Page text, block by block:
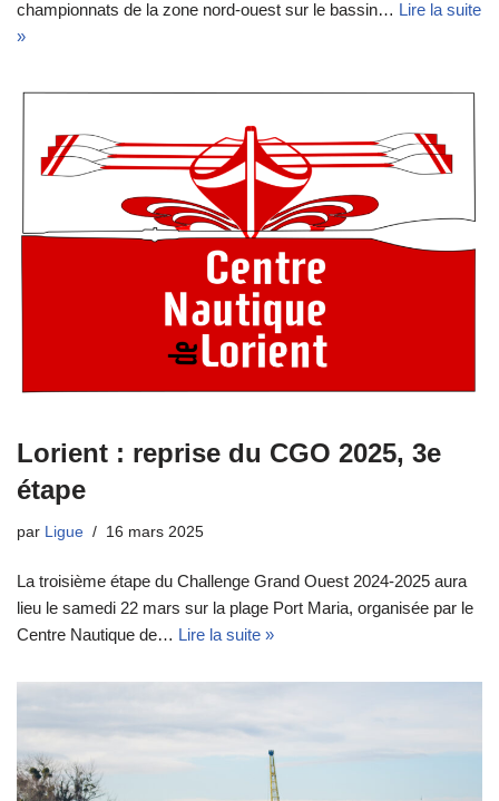
championnats de la zone nord-ouest sur le bassin… Lire la suite
»
Lorient : reprise du CGO 2025, 3e
étape
par Ligue 16 mars 2025
La troisième étape du Challenge Grand Ouest 2024-2025 aura
lieu le samedi 22 mars sur la plage Port Maria, organisée par le
Centre Nautique de… Lire la suite »